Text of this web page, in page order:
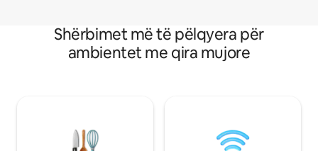
Shërbimet më të pëlqyera për
ambientet me qira mujore